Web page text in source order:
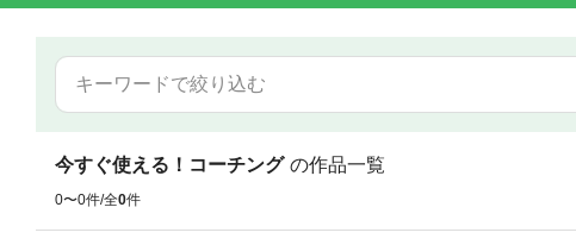
今すぐ使える！コーチング の作品一覧
0〜0件/全0件